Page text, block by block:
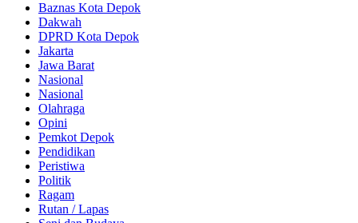
Baznas Kota Depok
Dakwah
DPRD Kota Depok
Jakarta
Jawa Barat
Nasional
Nasional
Olahraga
Opini
Pemkot Depok
Pendidikan
Peristiwa
Politik
Ragam
Rutan / Lapas